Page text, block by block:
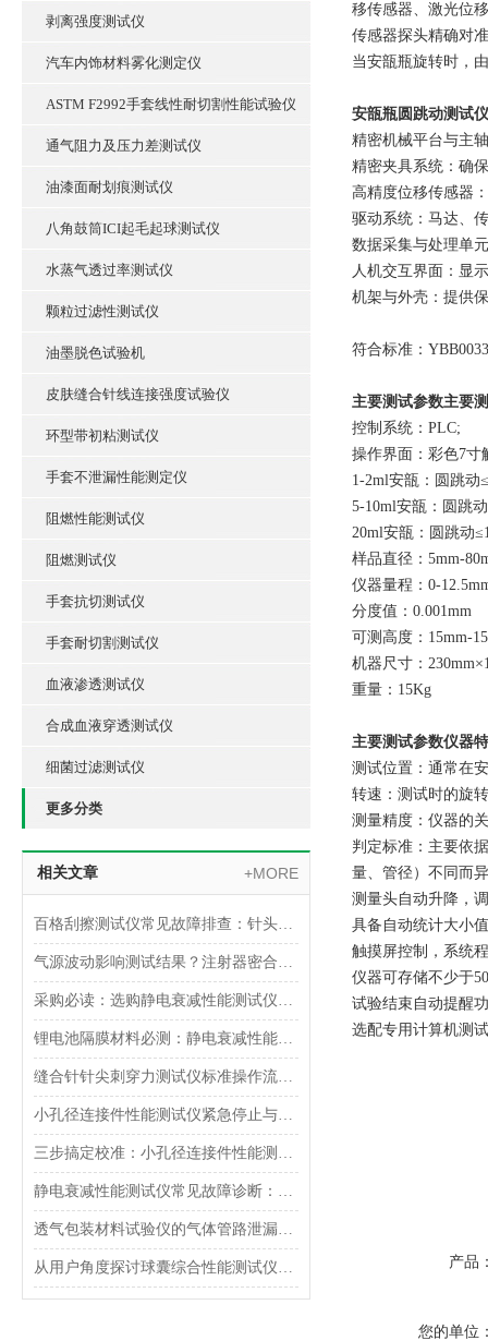
剥离强度测试仪
汽车内饰材料雾化测定仪
ASTM F2992手套线性耐切割性能试验仪
通气阻力及压力差测试仪
油漆面耐划痕测试仪
八角鼓筒ICI起毛起球测试仪
水蒸气透过率测试仪
颗粒过滤性测试仪
油墨脱色试验机
皮肤缝合针线连接强度试验仪
环型带初粘测试仪
手套不泄漏性能测定仪
阻燃性能测试仪
阻燃测试仪
手套抗切测试仪
手套耐切割测试仪
血液渗透测试仪
合成血液穿透测试仪
细菌过滤测试仪
更多分类
相关文章 +MORE
百格刮擦测试仪常见故障排查：针头磨损与运动轨迹偏移
气源波动影响测试结果？注射器密合性正压测试仪的稳压设计分析
采购必读：选购静电衰减性能测试仪的5个核心参数与避坑指南
锂电池隔膜材料必测：静电衰减性能测试仪的操作难点突破
缝合针针尖刺穿力测试仪标准操作流程（SOP）及实验员培训要点
小孔径连接件性能测试仪紧急停止与异常状态下的安全复位操作
三步搞定校准：小孔径连接件性能测试仪的每日开机自检流程详解
静电衰减性能测试仪常见故障诊断：充电不稳定与电位漂移排查
透气包装材料试验仪的气体管路泄漏防护与废气排放系统详解
从用户角度探讨球囊综合性能测试仪的故障问题
移传感器、激光位
传感器探头精确对
当安瓿瓶旋转时，
安瓿瓶圆跳动测试
精密机械平台与主
精密夹具系统：‌确
高精度位移传感器
驱动系统：‌马达、
数据采集与处理单
人机交互界面：‌显
机架与外壳：‌提供
符合标准：
主要测试参数主要
控制系统：PLC;
操作界面：彩色7寸
1-2ml安瓿：圆跳动
5-10ml安瓿：圆跳
20ml安瓿：圆跳动
样品直径：
仪器量程：0-
分度值：0.001mm
可测高度：15mm-
机器尺寸：
重量：15Kg
主要测试参数仪器
测试位置：‌通常在
转速：‌测试时的旋
测量精度：‌仪器的
判定标准：‌主要依
量、管径）不同而
测量头自动升降，
具备自动统计大小
触摸屏控制，系统
仪器可存储不少于
试验结束自动提醒
选配专用计算机测
产品
您的单位